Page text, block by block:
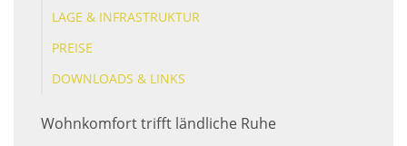
LAGE & INFRASTRUKTUR
PREISE
DOWNLOADS & LINKS
Wohnkomfort trifft ländliche Ruhe